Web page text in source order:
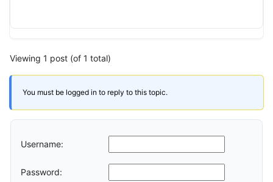
Viewing 1 post (of 1 total)
You must be logged in to reply to this topic.
Username:
Password: